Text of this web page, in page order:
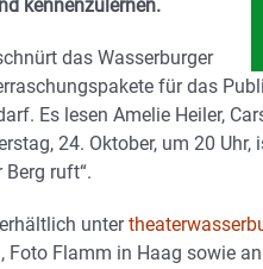
kennenzulernen.
das Wasserburger
für das
Es lesen Amelie Heiler,
24. Oktober, um 20
Berg ruft“.
unter
Foto Flamm in Haag sowie